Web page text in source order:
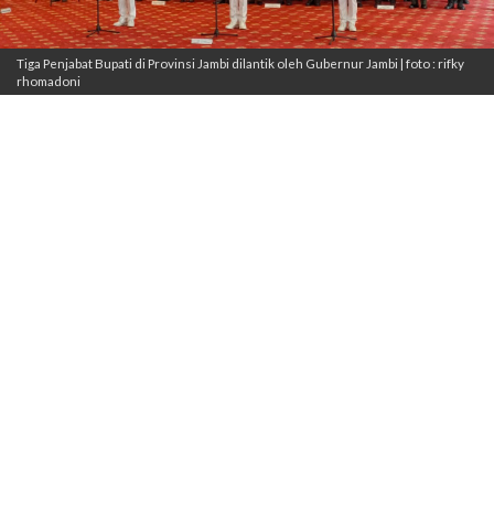
Tiga Penjabat Bupati di Provinsi Jambi dilantik oleh Gubernur Jambi | foto : rifky
rhomadoni